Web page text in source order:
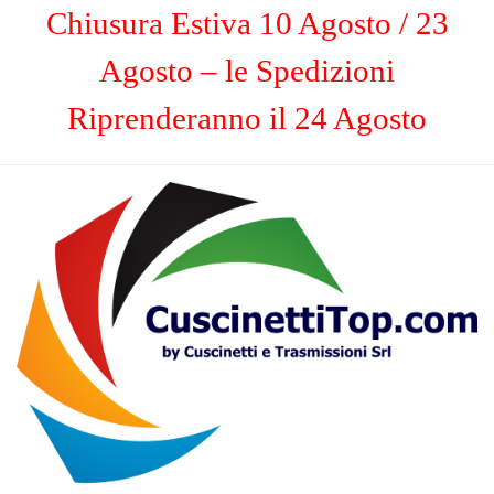
Chiusura Estiva 10 Agosto / 23
Agosto – le Spedizioni
Riprenderanno il 24 Agosto